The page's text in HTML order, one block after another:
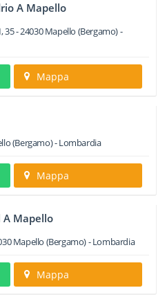
A Mapello
35-24030 Mapello (Bergamo) -
Mappa
(Bergamo) -Lombardia
Mappa
A Mapello
Mapello (Bergamo) -Lombardia
Mappa